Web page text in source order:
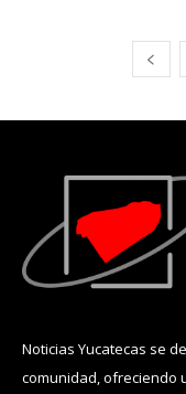
Noticias Yucatecas se
comunidad, ofreciendo